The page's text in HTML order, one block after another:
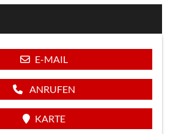
E-MAIL
ANRUFEN
KARTE